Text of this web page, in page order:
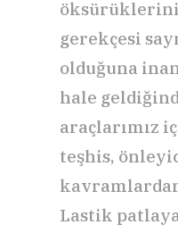
gerekçesi
olduğuna
hale
araçlarımız
teşhis,
Lastik